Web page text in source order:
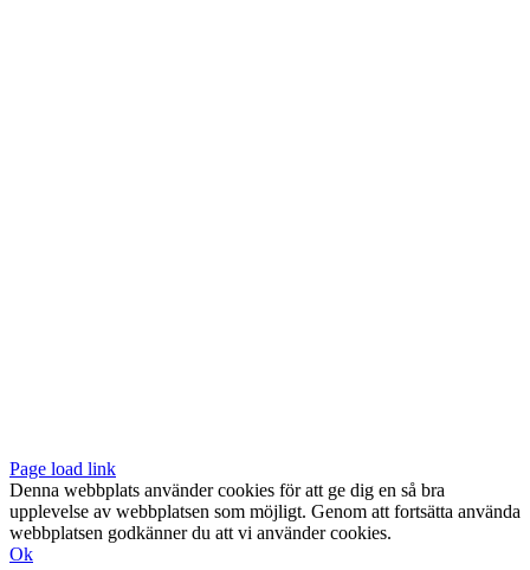
Page load link
Denna webbplats använder cookies för att ge dig en så bra
upplevelse av webbplatsen som möjligt. Genom att fortsätta använda
webbplatsen godkänner du att vi använder cookies.
Ok